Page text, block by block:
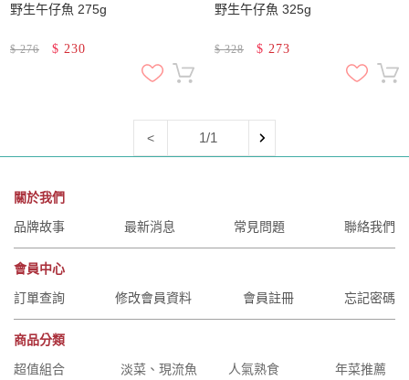
野生午仔魚 275g
$276 $ 230
野生午仔魚 325g
$328 $ 273
< 1/1
關於我們
品牌故事
最新消息 常見問題 聯絡我們
會員中心
訂單查詢
修改會員資料 會員註冊 忘記密碼
商品分類
超值組合
淡菜、現流魚 人氣熟食 年菜推薦